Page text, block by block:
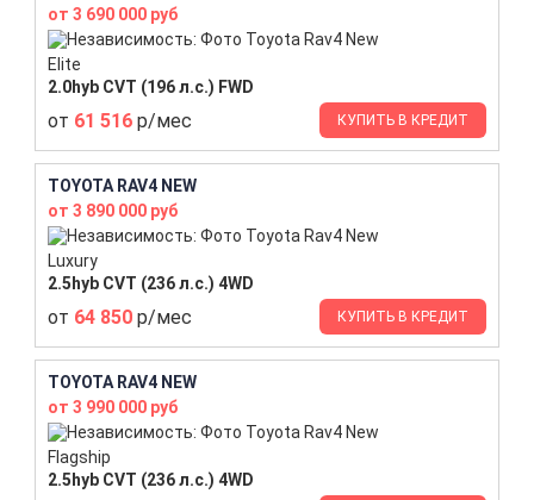
от 3 690 000 руб
Elite
2.0hyb CVT (196 л.с.) FWD
от 61 516 р/мес КУПИТЬ В КРЕДИТ
TOYOTA RAV4 NEW
от 3 890 000 руб
Luxury
2.5hyb CVT (236 л.с.) 4WD
от 64 850 р/мес КУПИТЬ В КРЕДИТ
TOYOTA RAV4 NEW
от 3 990 000 руб
Flagship
2.5hyb CVT (236 л.с.) 4WD